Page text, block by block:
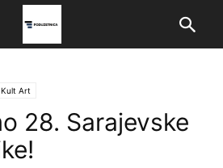
Kult Art
28. Sarajevske